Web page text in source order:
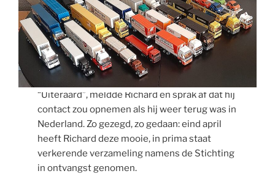
“Uiteraard”, meldde Richard en sprak af dat hij
contact zou opnemen als hij weer terug was in
Nederland. Zo gezegd, zo gedaan: eind april
heeft Richard deze mooie, in prima staat
verkerende verzameling namens de Stichting
in ontvangst genomen.